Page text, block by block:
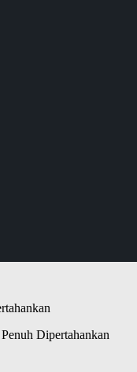
Dipertahankan